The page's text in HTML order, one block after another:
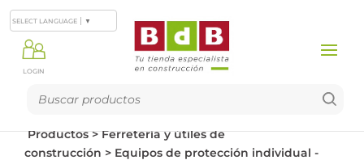
LOGIN
SELECT LANGUAGE ▼
Productos > Ferretería y útiles de
construcción > Equipos de protección individual -